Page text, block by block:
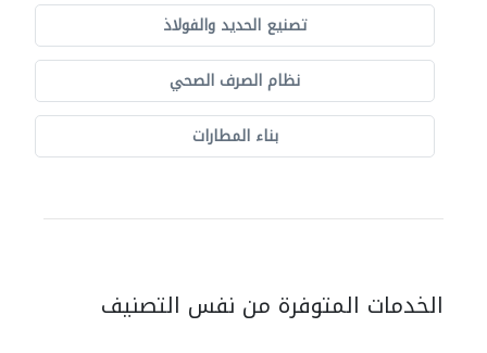
تصنيع الحديد والفولاذ
نظام الصرف الصحي
بناء المطارات
الخدمات المتوفرة من نفس التصنيف